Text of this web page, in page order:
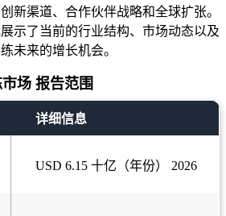
新渠道、合作伙伴战略和全球扩张。
示了当前的行业结构、市场动态以及
未来的增长机会。
场 报告范围
详细信息
USD 6.15 十亿（年份） 2026